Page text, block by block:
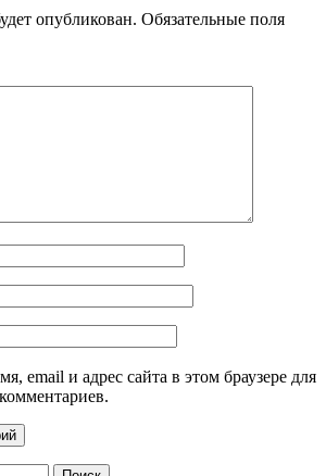
опубликован. Обязательные поля
email и адрес сайта в этом браузере для